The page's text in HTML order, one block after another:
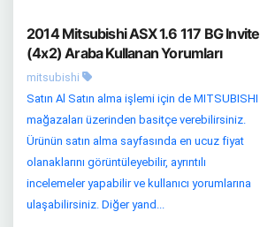
2014 Mitsubishi ASX 1.6 117 BG Invite
(4x2) Araba Kullanan Yorumları
mitsubishi
Satın Al Satın alma işlemi için de MITSUBISHI
mağazaları üzerinden basitçe verebilirsiniz.
Ürünün satın alma sayfasında en ucuz fiyat
olanaklarını görüntüleyebilir, ayrıntılı
incelemeler yapabilir ve kullanıcı yorumlarına
ulaşabilirsiniz. Diğer yand...